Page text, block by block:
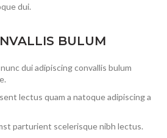
dui.
BULUM
dui adipiscing convallis bulum
lectus quam a natoque adipiscing a
parturient scelerisque nibh lectus.